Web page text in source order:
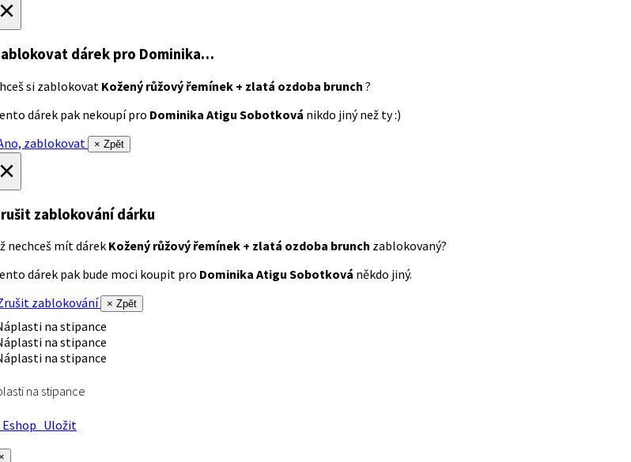
dárek pro Dominika…
si zablokovat Kožený růžový řemínek + zlatá ozdoba brunch ?
dárek pak nekoupí pro Dominika Atigu Sobotková nikdo jiný než ty :)
zablokovat
× Zpět
zablokování dárku
nechceš mít dárek Kožený růžový řemínek + zlatá ozdoba brunch zablokovaný?
dárek pak bude moci koupit pro Dominika Atigu Sobotková někdo jiný.
zablokování
× Zpět
na stipance
Uložit